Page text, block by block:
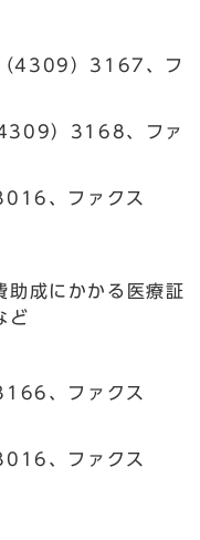
4309）3167、フ
）3168、ファ
、ファクス
助成にかかる医療証
ど
、ファクス
、ファクス